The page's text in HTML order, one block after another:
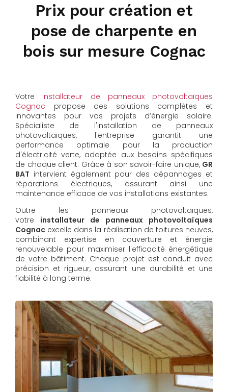
Prix pour création et
pose de charpente en
bois sur mesure Cognac
Votre installateur de panneaux photovoltaïques
Cognac propose des solutions complètes et
innovantes pour vos projets d’énergie solaire.
Spécialiste de l'installation de panneaux
photovoltaïques, l'entreprise garantit une
performance optimale pour la production
d'électricité verte, adaptée aux besoins spécifiques
de chaque client. Grâce à son savoir-faire unique, GR
BAT intervient également pour des dépannages et
réparations électriques, assurant ainsi une
maintenance efficace de vos installations existantes.
Outre les panneaux photovoltaïques,
votre installateur de panneaux photovoltaïques
Cognac excelle dans la réalisation de toitures neuves,
combinant expertise en couverture et énergie
renouvelable pour maximiser l'efficacité énergétique
de votre bâtiment. Chaque projet est conduit avec
précision et rigueur, assurant une durabilité et une
fiabilité à long terme.